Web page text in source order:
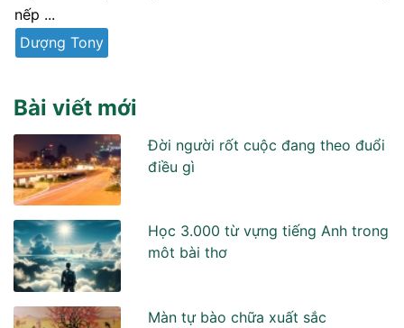
nếp ...
Dượng Tony
Bài viết mới
Đời người rốt cuộc đang theo đuổi
điều gì
Học 3.000 từ vựng tiếng Anh trong
môt bài thơ
Màn tự bào chữa xuất sắc